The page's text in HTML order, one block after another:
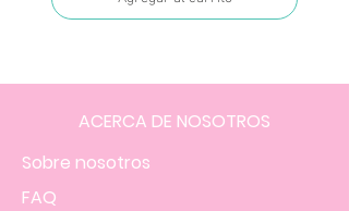
ACERCA DE NOSOTROS
Sobre nosotros
FAQ